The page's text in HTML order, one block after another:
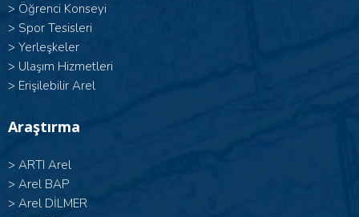
> Öğrenci Konseyi
> Spor Tesisleri
> Yerleşkeler
> Ulaşım Hizmetleri
> Erişilebilir Arel
Araştırma
> ARTI Arel
> Arel BAP
> Arel DİLMER